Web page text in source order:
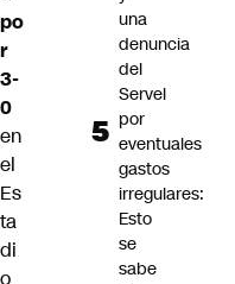
po
r
3-
0
en
el
Es
ta
di
una
denuncia
del
Servel
por
eventuales
gastos
irregulares:
Esto
se
sabe